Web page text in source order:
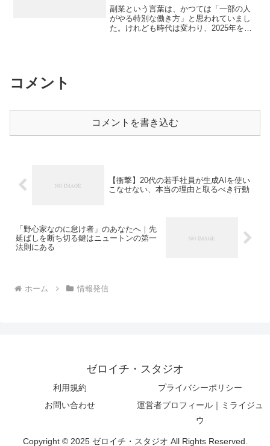
副業という言葉は、かつては「一部の人
がやる特別な働き方」と思われていまし
た。けれども時代は変わり、2025年を迎
コメント
コメントを書き込む
【衝撃】20代の若手社員が生成AIを使い
こなせない、本当の理由と取るべき行動
「野心家なのに怠け者」のあなたへ｜先
延ばしを断ち切る鍵はニュートンの第一
法則にある
ホーム 情報発信
ゼロイチ・スタジオ
利用規約
プライバシーポリシー
お問い合わせ
運営者プロフィール｜ミライジュ
ウ
Copyright © 2025 ゼロイチ・スタジオ All Rights Reserved.